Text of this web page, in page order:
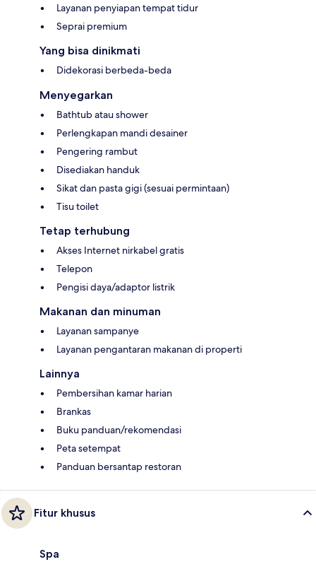
Layanan penyiapan tempat tidur
Seprai premium
Yang bisa dinikmati
Didekorasi berbeda-beda
Menyegarkan
Bathtub atau shower
Perlengkapan mandi desainer
Pengering rambut
Disediakan handuk
Sikat dan pasta gigi (sesuai permintaan)
Tisu toilet
Tetap terhubung
Akses Internet nirkabel gratis
Telepon
Pengisi daya/adaptor listrik
Makanan dan minuman
Layanan sampanye
Layanan pengantaran makanan di properti
Lainnya
Pembersihan kamar harian
Brankas
Buku panduan/rekomendasi
Peta setempat
Panduan bersantap restoran
Fitur khusus
Spa